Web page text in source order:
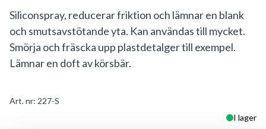
Siliconspray, reducerar friktion och lämnar en blank
och smutsavstötande yta. Kan användas till mycket.
Smörja och fräscka upp plastdetalger till exempel.
Lämnar en doft av körsbär.
Art. nr: 227-S
I lager